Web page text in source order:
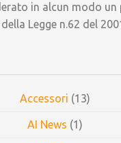
in alcun modo
Legge n.62 del
Accessori (13)
AI News (1)